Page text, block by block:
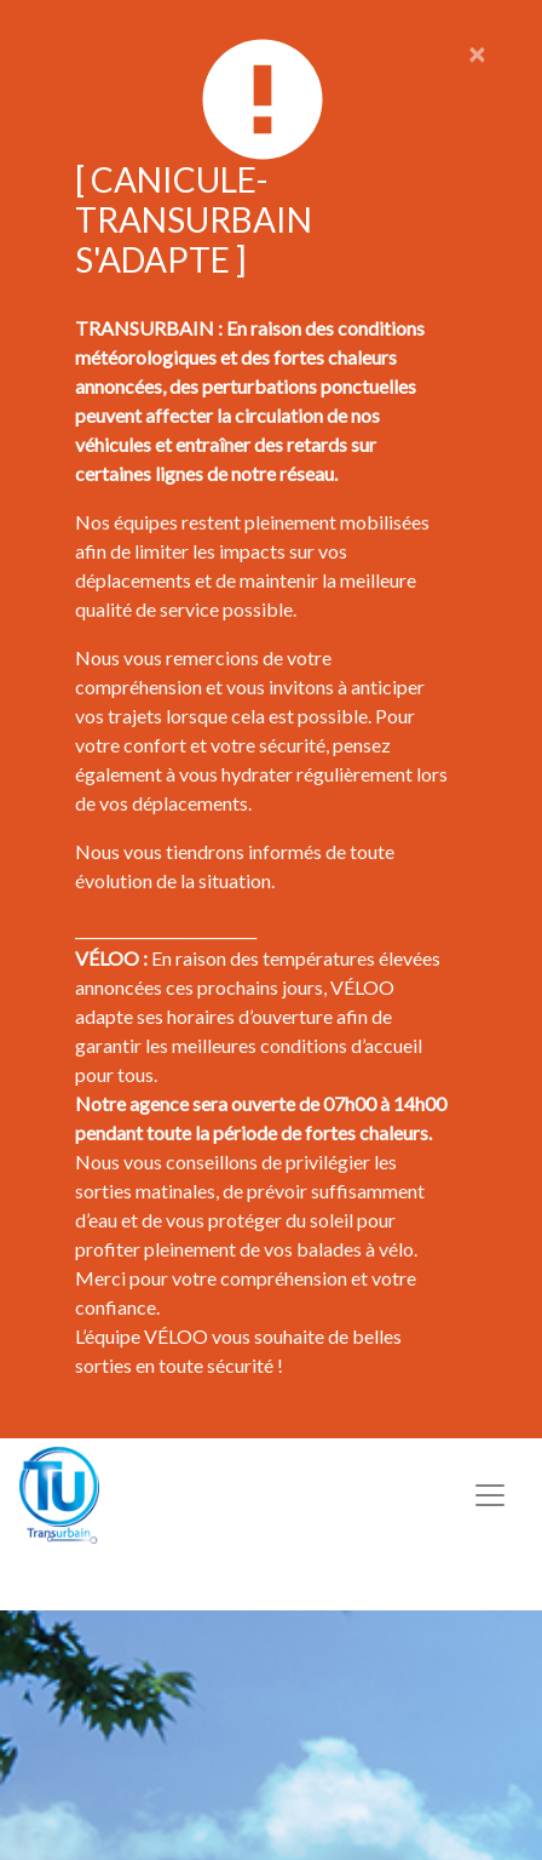
×
[ CANICULE-
TRANSURBAIN
S'ADAPTE ]
TRANSURBAIN : En raison des conditions
météorologiques et des fortes chaleurs
annoncées, des perturbations ponctuelles
peuvent affecter la circulation de nos
véhicules et entraîner des retards sur
certaines lignes de notre réseau.
Nos équipes restent pleinement mobilisées
afin de limiter les impacts sur vos
déplacements et de maintenir la meilleure
qualité de service possible.
Nous vous remercions de votre
compréhension et vous invitons à anticiper
vos trajets lorsque cela est possible. Pour
votre confort et votre sécurité, pensez
également à vous hydrater régulièrement lors
de vos déplacements.
Nous vous tiendrons informés de toute
évolution de la situation.
VÉLOO : En raison des températures élevées
annoncées ces prochains jours, VÉLOO
adapte ses horaires d’ouverture afin de
garantir les meilleures conditions d’accueil
pour tous.
Notre agence sera ouverte de 07h00 à 14h00
pendant toute la période de fortes chaleurs.
Nous vous conseillons de privilégier les
sorties matinales, de prévoir suffisamment
d’eau et de vous protéger du soleil pour
profiter pleinement de vos balades à vélo.
Merci pour votre compréhension et votre
confiance.
L’équipe VÉLOO vous souhaite de belles
sorties en toute sécurité !